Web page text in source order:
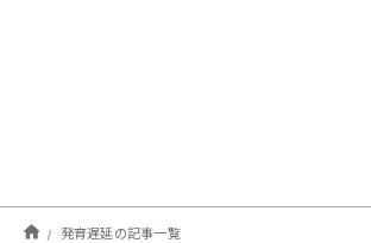
発育遅延の記事一覧